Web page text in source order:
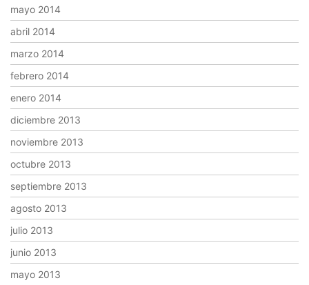
mayo 2014
abril 2014
marzo 2014
febrero 2014
enero 2014
diciembre 2013
noviembre 2013
octubre 2013
septiembre 2013
agosto 2013
julio 2013
junio 2013
mayo 2013